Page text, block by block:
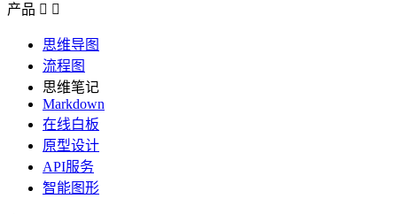
产品  
思维导图
流程图
思维笔记
Markdown
在线白板
原型设计
API服务
智能图形